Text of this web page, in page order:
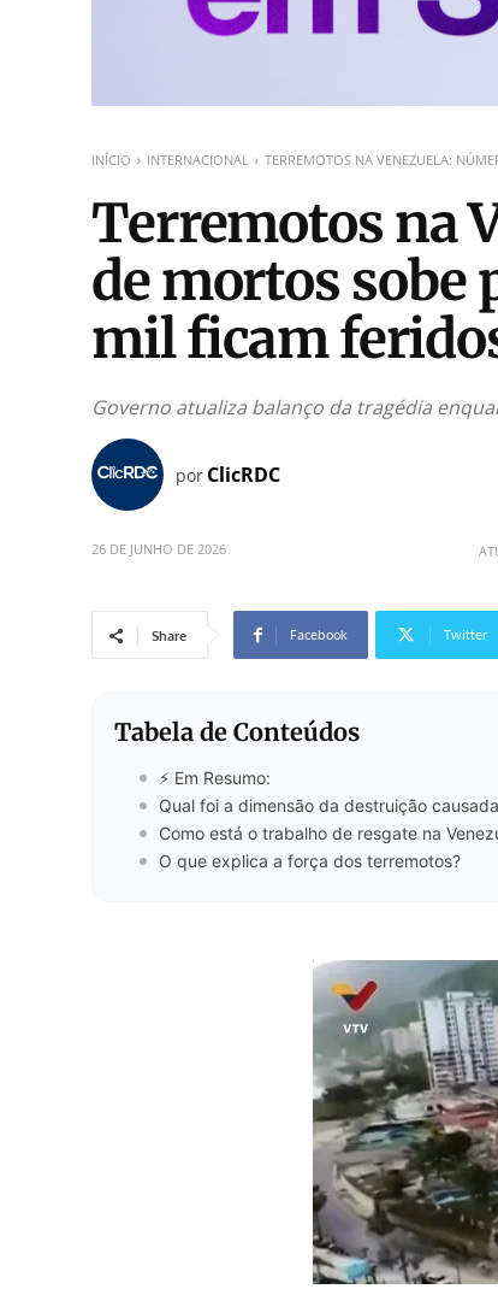
INÍCIO INTERNACIONAL TERREMOTOS NA VENEZUELA:
Terremotos na
de mortos sobe
mil ficam
Governo atualiza balanço da tragédia
por ClicRDC
26 DE JUNHO DE 2026
Share Facebook Twitter
Tabela de Conteúdos
⚡ Em Resumo:
Qual foi a dimensão da destruição
Como está o trabalho de resgate na
O que explica a força dos terremotos?